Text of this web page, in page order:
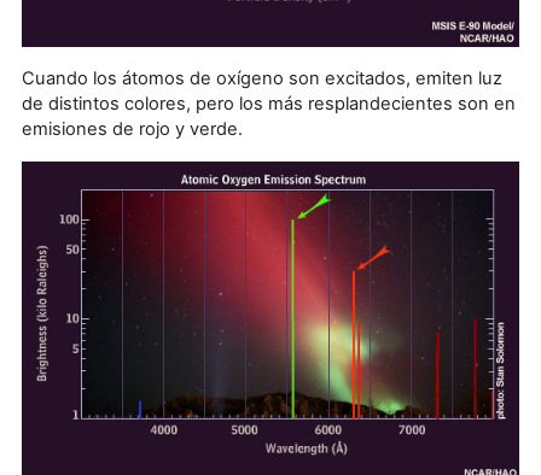
Cuando los átomos de oxígeno son excitados, emiten luz
de distintos colores, pero los más resplandecientes son en
emisiones de rojo y verde.